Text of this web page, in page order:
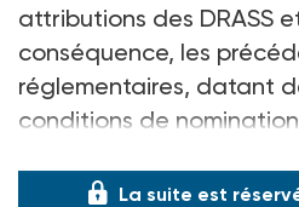
attributions des DRASS
conséquence, les
réglementaires, datant
conditions de
La suite est